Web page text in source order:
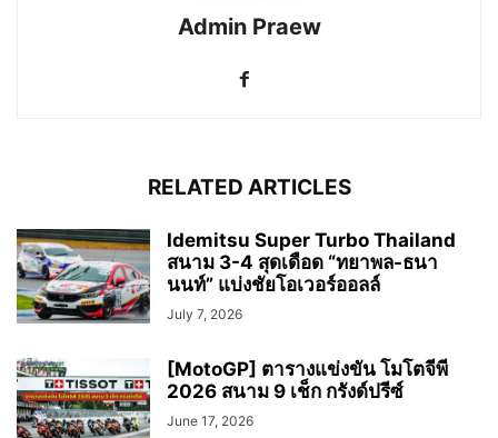
Admin Praew
RELATED ARTICLES
Idemitsu Super Turbo Thailand
สนาม 3-4 สุดเดือด “ทยาพล-ธนา
นนท์” แบ่งชัยโอเวอร์ออลล์
July 7, 2026
[MotoGP] ตารางแข่งขัน โมโตจีพี
2026 สนาม 9 เช็ก กรังด์ปรีซ์
June 17, 2026